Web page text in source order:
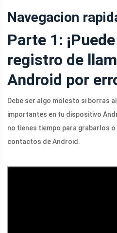
Navegacion
Parte 1:
registro de
Android por
Debe ser algo molesto si borras
importantes en tu dispositivo
no tienes tiempo para grabarlos
contactos de Android.